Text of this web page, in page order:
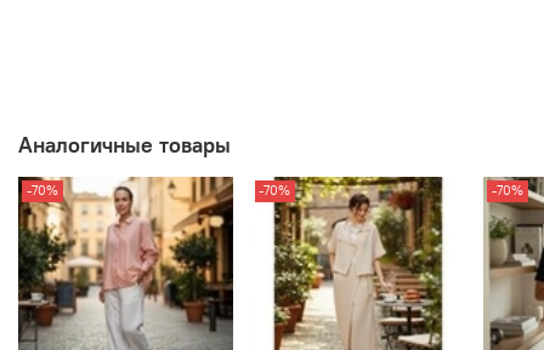
Аналогичные товары
-70% -70% -70%